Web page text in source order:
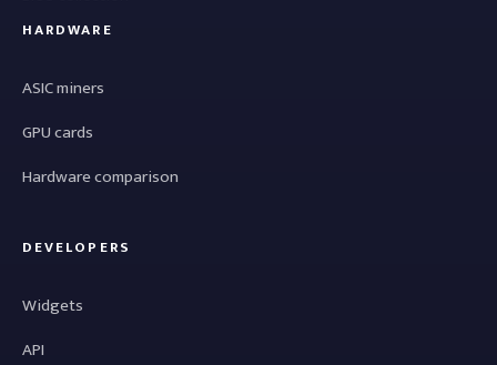
HARDWARE
ASIC miners
GPU cards
Hardware comparison
DEVELOPERS
Widgets
API